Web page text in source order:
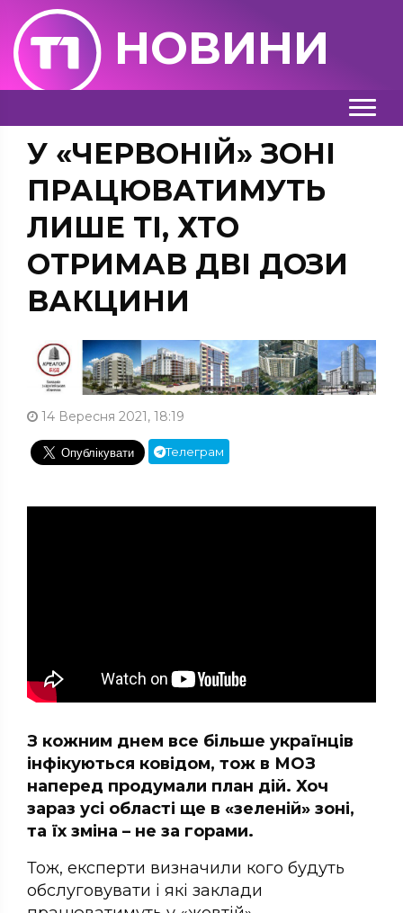
НОВИНИ
У «ЧЕРВОНІЙ» ЗОНІ
ПРАЦЮВАТИМУТЬ
ЛИШЕ ТІ, ХТО
ОТРИМАВ ДВІ ДОЗИ
ВАКЦИНИ
14 Вересня 2021, 18:19
Телеграм
З кожним днем все більше українців
інфікуються ковідом, тож в МОЗ
наперед продумали план дій. Хоч
зараз усі області ще в «зеленій» зоні,
та їх зміна – не за горами.
Тож, експерти визначили кого будуть
обслуговувати і які заклади